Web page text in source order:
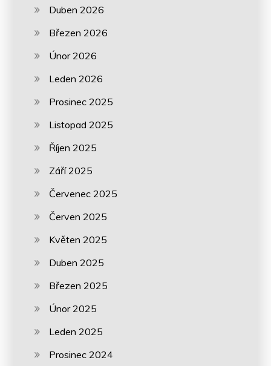
Duben 2026
Březen 2026
Únor 2026
Leden 2026
Prosinec 2025
Listopad 2025
Říjen 2025
Září 2025
Červenec 2025
Červen 2025
Květen 2025
Duben 2025
Březen 2025
Únor 2025
Leden 2025
Prosinec 2024